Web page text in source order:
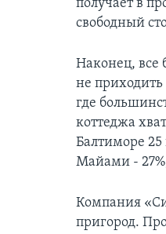
получает в
свободный
Наконец, все
не
где
коттеджа
Балтиморе
Майами -
Компания
пригород.